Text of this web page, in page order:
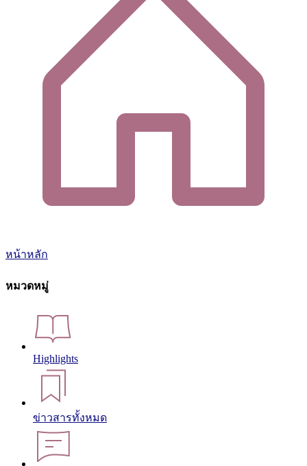
หน้าหลัก
หมวดหมู่
Highlights
ข่าวสารทั้งหมด